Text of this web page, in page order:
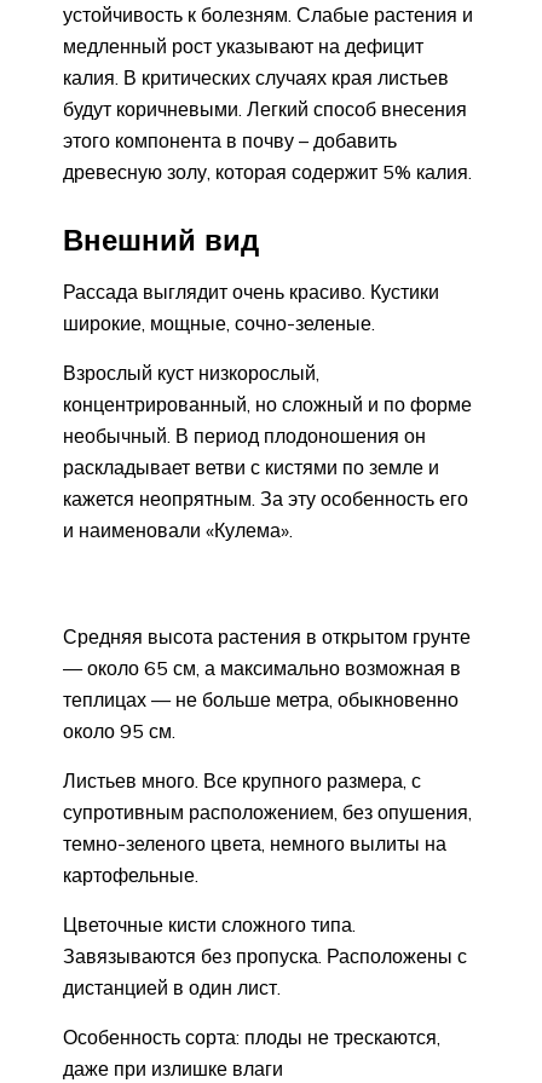
устойчивость к болезням. Слабые растения и
медленный рост указывают на дефицит
калия. В критических случаях края листьев
будут коричневыми. Легкий способ внесения
этого компонента в почву – добавить
древесную золу, которая содержит 5% калия.
Внешний вид
Рассада выглядит очень красиво. Кустики
широкие, мощные, сочно-зеленые.
Взрослый куст низкорослый,
концентрированный, но сложный и по форме
необычный. В период плодоношения он
раскладывает ветви с кистями по земле и
кажется неопрятным. За эту особенность его
и наименовали «Кулема».
Средняя высота растения в открытом грунте
— около 65 см, а максимально возможная в
теплицах — не больше метра, обыкновенно
около 95 см.
Листьев много. Все крупного размера, с
супротивным расположением, без опушения,
темно-зеленого цвета, немного вылиты на
картофельные.
Цветочные кисти сложного типа.
Завязываются без пропуска. Расположены с
дистанцией в один лист.
Особенность сорта: плоды не трескаются,
даже при излишке влаги